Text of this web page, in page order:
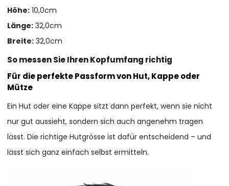
Höhe: 10,0cm
Länge: 32,0cm
Breite: 32,0cm
So messen Sie Ihren Kopfumfang richtig
Für die perfekte Passform von Hut, Kappe oder
Mütze
Ein Hut oder eine Kappe sitzt dann perfekt, wenn sie nicht
nur gut aussieht, sondern sich auch angenehm tragen
lässt. Die richtige Hutgrösse ist dafür entscheidend – und
lässt sich ganz einfach selbst ermitteln.